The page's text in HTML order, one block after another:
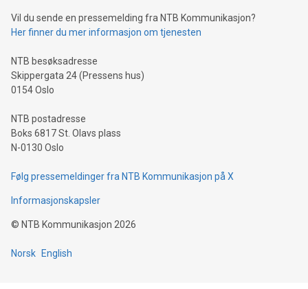
Vil du sende en pressemelding fra NTB Kommunikasjon?
Her finner du mer informasjon om tjenesten
NTB besøksadresse
Skippergata 24 (Pressens hus)
0154 Oslo
NTB postadresse
Boks 6817 St. Olavs plass
N-0130 Oslo
Følg pressemeldinger fra NTB Kommunikasjon på X
Informasjonskapsler
© NTB Kommunikasjon 2026
Norsk English